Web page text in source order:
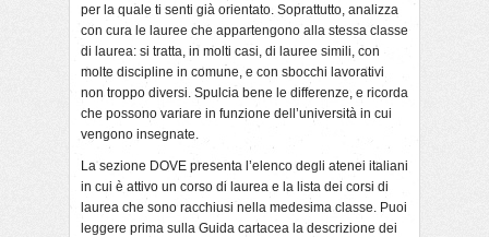
per la quale ti senti già orientato. Soprattutto, analizza
con cura le lauree che appartengono alla stessa classe
di laurea: si tratta, in molti casi, di lauree simili, con
molte discipline in comune, e con sbocchi lavorativi
non troppo diversi. Spulcia bene le differenze, e ricorda
che possono variare in funzione dell’università in cui
vengono insegnate.
La sezione DOVE presenta l’elenco degli atenei italiani
in cui è attivo un corso di laurea e la lista dei corsi di
laurea che sono racchiusi nella medesima classe. Puoi
leggere prima sulla Guida cartacea la descrizione dei